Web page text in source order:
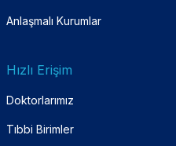
Anlaşmalı Kurumlar
Hızlı Erişim
Doktorlarımız
Tıbbi Birimler